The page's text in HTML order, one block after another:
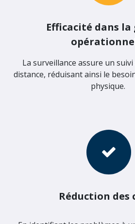
Efficacité dans la
La surveillance assure un
distance, réduisant ainsi le
physique.
Réduction des